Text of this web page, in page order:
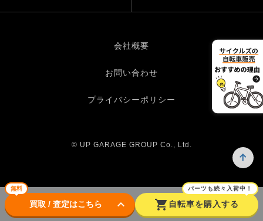
無料
買取 / 査定はこちら keyboard_arrow_down shopping_cart
パーツも続々入荷中！
自転車を購入する
会社概要
お問い合わせ
プライバシーポリシー
© UP GARAGE GROUP Co., Ltd.